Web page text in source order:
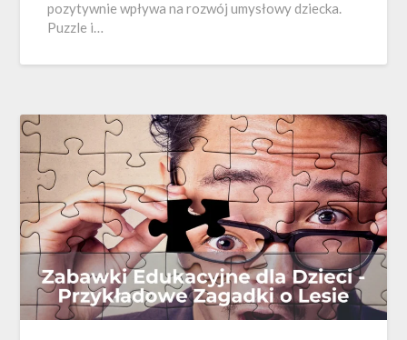
pozytywnie wpływa na rozwój umysłowy dziecka.
Puzzle i…